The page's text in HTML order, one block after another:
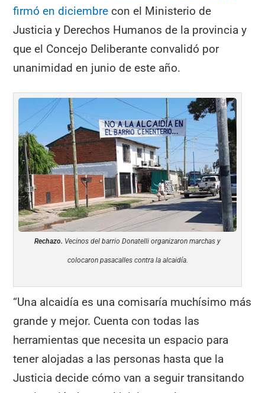
firmó en diciembre con el Ministerio de
Justicia y Derechos Humanos de la provincia y
que el Concejo Deliberante convalidó por
unanimidad en junio de este año.
Rechazo. Vecinos del barrio Donatelli organizaron marchas y
colocaron pasacalles contra la alcaidía.
“Una alcaidía es una comisaría muchísimo más
grande y mejor. Cuenta con todas las
herramientas que necesita un espacio para
tener alojadas a las personas hasta que la
Justicia decide cómo van a seguir transitando